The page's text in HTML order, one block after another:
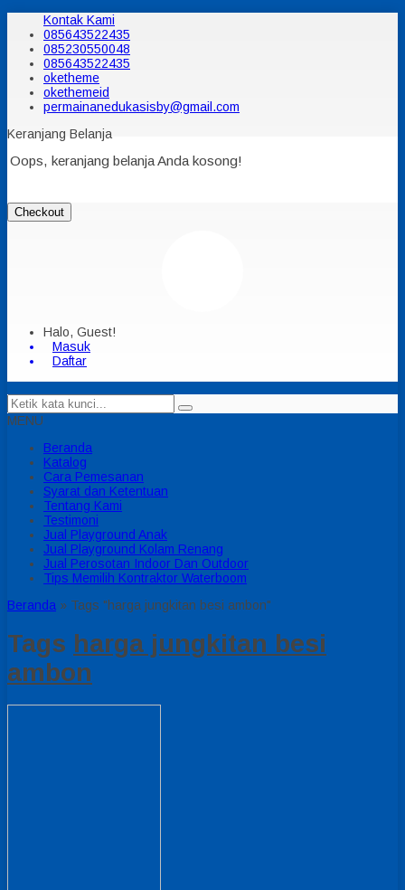
Kontak Kami
085643522435
085230550048
085643522435
oketheme
okethemeid
permainanedukasisby@gmail.com
Keranjang Belanja
Oops, keranjang belanja Anda kosong!
Checkout
Halo, Guest!
Masuk
Daftar
MENU
Beranda
Katalog
Cara Pemesanan
Syarat dan Ketentuan
Tentang Kami
Testimoni
Jual Playground Anak
Jual Playground Kolam Renang
Jual Perosotan Indoor Dan Outdoor
Tips Memilih Kontraktor Waterboom
Beranda » Tags "harga jungkitan besi ambon"
Tags harga jungkitan besi
ambon